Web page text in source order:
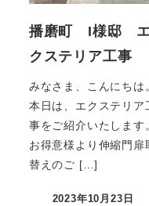
播磨町 I様邸
クステリア工事
みなさま、こんにちは
本日は、エクステリア
事をご紹介いたします
お得意様より伸縮門扉
替えのご […]
2023年10月23日